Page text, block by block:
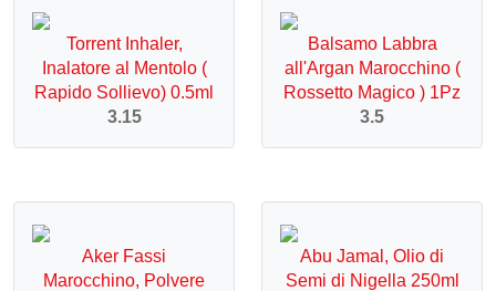
Torrent Inhaler,
Inalatore al Mentolo (
Rapido Sollievo) 0.5ml
3.15
Balsamo Labbra
all'Argan Marocchino (
Rossetto Magico ) 1Pz
3.5
Aker Fassi
Marocchino, Polvere
Abu Jamal, Olio di
Semi di Nigella 250ml